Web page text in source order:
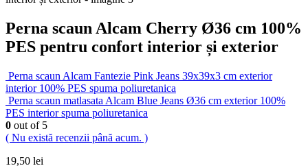
Perna scaun Alcam Cherry Ø36 cm 100%
PES pentru confort interior și exterior
Perna scaun Alcam Fantezie Pink Jeans 39x39x3 cm exterior
interior 100% PES spuma poliuretanica
Perna scaun matlasata Alcam Blue Jeans Ø36 cm exterior 100%
PES interior spuma poliuretanica
0 out of 5
( Nu există recenzii până acum. )
19,50 lei